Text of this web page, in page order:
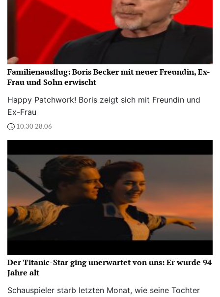
Familienausflug: Boris Becker mit neuer Freundin, Ex-
Frau und Sohn erwischt
Happy Patchwork! Boris zeigt sich mit Freundin und
Ex-Frau
10:30 28.06
Der Titanic-Star ging unerwartet von uns: Er wurde 94
Jahre alt
Schauspieler starb letzten Monat, wie seine Tochter